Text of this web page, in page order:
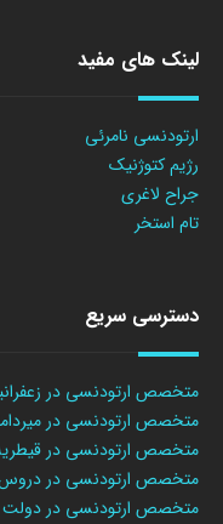
لینک های مفید
ارتودنسی نامرئی
رژیم کتوژنیک
جراح لاغری
تام استخر
دسترسی سریع
متخصص ارتودنسی در
متخصص ارتودنسی در
متخصص ارتودنسی در
متخصص ارتودنسی در
متخصص ارتودنسی در دولت